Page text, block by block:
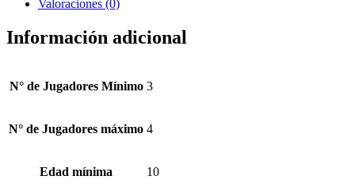
Valoraciones (0)
Información adicional
N° de Jugadores Mínimo 3
N° de Jugadores máximo 4
Edad mínima 10